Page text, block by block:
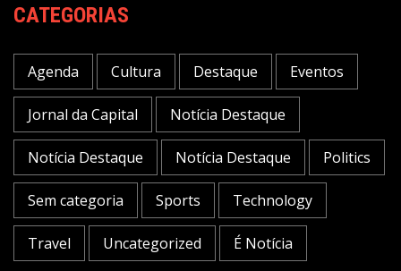
CATEGORIAS
Agenda Cultura Destaque Eventos
Jornal da Capital Notícia Destaque
Notícia Destaque Notícia Destaque Politics
Sem categoria Sports Technology
Travel Uncategorized É Notícia